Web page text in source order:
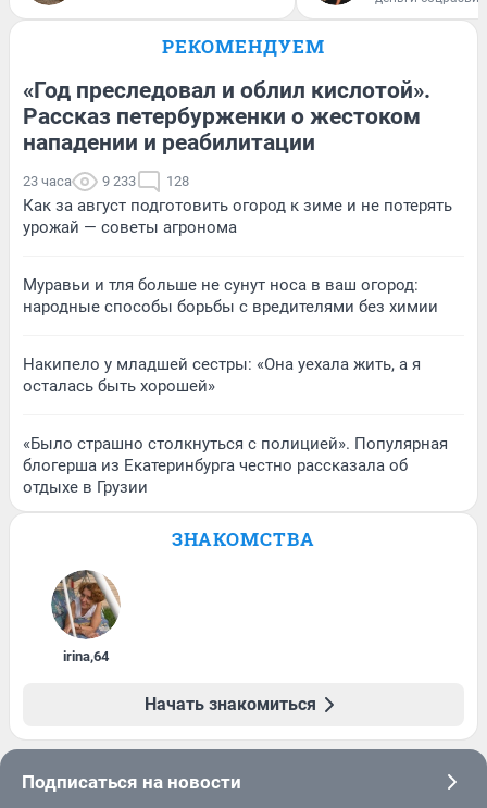
РЕКОМЕНДУЕМ
«Год преследовал и облил кислотой».
Рассказ петербурженки о жестоком
нападении и реабилитации
23 часа 9 233 128
Как за август подготовить огород к зиме и не потерять
урожай — советы агронома
Муравьи и тля больше не сунут носа в ваш огород:
народные способы борьбы с вредителями без химии
Накипело у младшей сестры: «Она уехала жить, а я
осталась быть хорошей»
«Было страшно столкнуться с полицией». Популярная
блогерша из Екатеринбурга честно рассказала об
отдыхе в Грузии
ЗНАКОМСТВА
irina,64
Начать знакомиться
Подписаться на новости